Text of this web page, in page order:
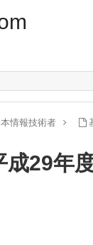
情報技術者
29年